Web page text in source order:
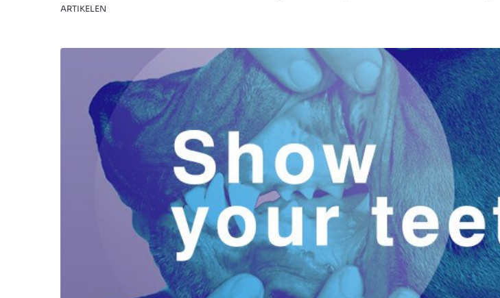
ARTIKELEN